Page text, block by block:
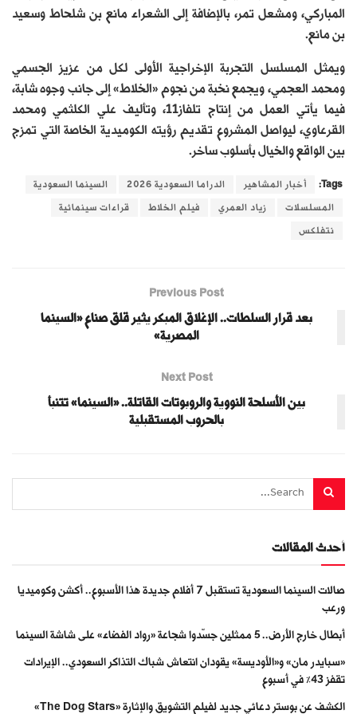
المباركي، ومشعل تمر، بالإضافة إلى الشعراء مانع بن شلحاط وسعيد
بن مانع.
ويمثل المسلسل التجربة الإخراجية الأولى لكل من عزيز الجسمي
ومحمد العجمي، ويجمع نخبة من نجوم «الخلاط» إلى جانب وجوه شابة،
فيما يأتي العمل من إنتاج تلفاز11، وتأليف علي الكلثمي ومحمد
القرعاوي، ليواصل المشروع تقديم رؤيته الكوميدية الخاصة التي تمزج
بين الواقع والخيال بأسلوب ساخر.
Tags: أخبار المشاهير الدراما السعودية 2026 السينما السعودية
المسلسلات زياد العمري فيلم الخلاط قراءات سينمائية
نتفلكس
Previous Post
بعد قرار السلطات.. الإغلاق المبكر يثير قلق صناع «السينما
المصرية»
Next Post
بين الأسلحة النووية والروبوتات القاتلة.. «السينما» تتنبأ
بالحروب المستقبلية
أحدث المقالات
صالات السينما السعودية تستقبل 7 أفلام جديدة هذا الأسبوع.. أكشن وكوميديا
ورعب
أبطال خارج الأرض.. 5 ممثلين جسّدوا شجاعة «رواد الفضاء» على شاشة السينما
«سبايدر مان» و«الأوديسة» يقودان انتعاش شباك التذاكر السعودي.. الإيرادات
تقفز 43% في أسبوع
الكشف عن بوستر دعائي جديد لفيلم التشويق والإثارة «The Dog Stars»